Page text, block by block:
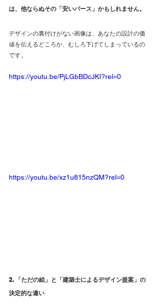
は、他ならぬその「安いパース」かもしれません。
デザインの裏付けがない画像は、あなたの設計の価
値を伝えるどころか、むしろ下げてしまっているの
です。
https://youtu.be/PjLGbBDcJKI?rel=0
https://youtu.be/xz1u815nzQM?rel=0
2. 「ただの絵」と「建築士によるデザイン提案」の
決定的な違い